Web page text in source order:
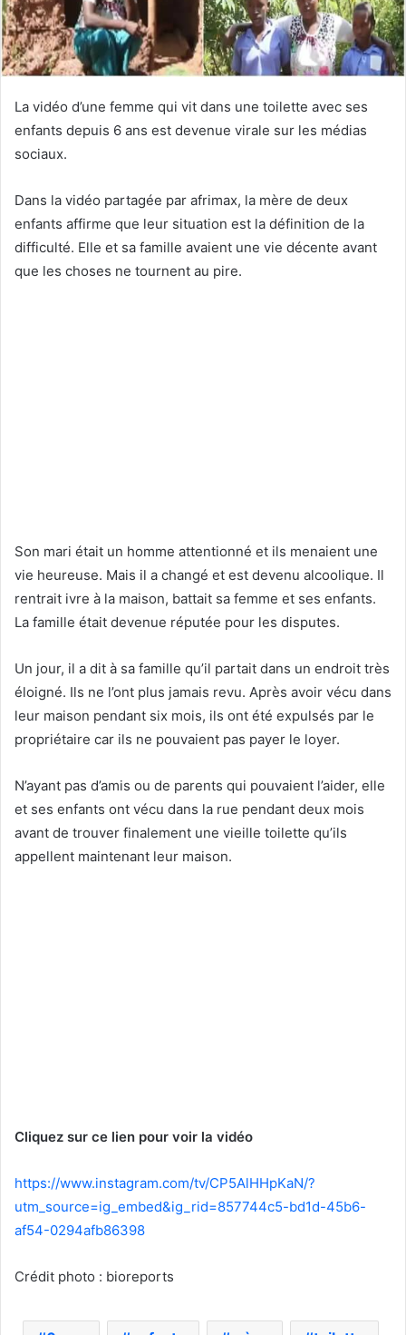
La vidéo d’une femme qui vit dans une toilette avec ses
enfants depuis 6 ans est devenue virale sur les médias
sociaux.
Dans la vidéo partagée par afrimax, la mère de deux
enfants affirme que leur situation est la définition de la
difficulté. Elle et sa famille avaient une vie décente avant
que les choses ne tournent au pire.
Son mari était un homme attentionné et ils menaient une
vie heureuse. Mais il a changé et est devenu alcoolique. Il
rentrait ivre à la maison, battait sa femme et ses enfants.
La famille était devenue réputée pour les disputes.
Un jour, il a dit à sa famille qu’il partait dans un endroit très
éloigné. Ils ne l’ont plus jamais revu. Après avoir vécu dans
leur maison pendant six mois, ils ont été expulsés par le
propriétaire car ils ne pouvaient pas payer le loyer.
N’ayant pas d’amis ou de parents qui pouvaient l’aider, elle
et ses enfants ont vécu dans la rue pendant deux mois
avant de trouver finalement une vieille toilette qu’ils
appellent maintenant leur maison.
Cliquez sur ce lien pour voir la vidéo
https://www.instagram.com/tv/CP5AlHHpKaN/?
utm_source=ig_embed&ig_rid=857744c5-bd1d-45b6-
af54-0294afb86398
Crédit photo : bioreports